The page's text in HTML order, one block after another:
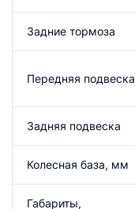
Задние тормоза
Передняя подвеска
Задняя подвеска
Колесная база, мм
Габариты,